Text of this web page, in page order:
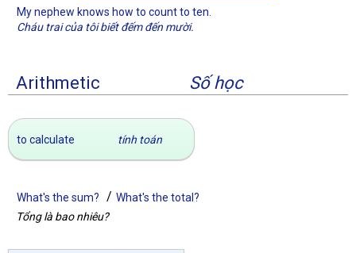
My nephew knows how to count to ten.
Cháu trai của tôi biết đếm đến mười.
Arithmetic Số học
to calculate tính toán
What's the sum? / What's the total?
Tổng là bao nhiêu?